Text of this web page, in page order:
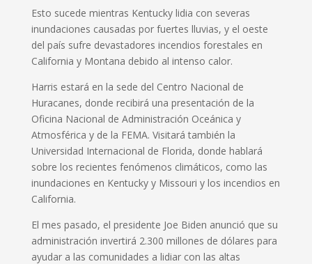
Esto sucede mientras Kentucky lidia con severas
inundaciones causadas por fuertes lluvias, y el oeste
del país sufre devastadores incendios forestales en
California y Montana debido al intenso calor.
Harris estará en la sede del Centro Nacional de
Huracanes, donde recibirá una presentación de la
Oficina Nacional de Administración Oceánica y
Atmosférica y de la FEMA. Visitará también la
Universidad Internacional de Florida, donde hablará
sobre los recientes fenómenos climáticos, como las
inundaciones en Kentucky y Missouri y los incendios en
California.
El mes pasado, el presidente Joe Biden anunció que su
administración invertirá 2.300 millones de dólares para
ayudar a las comunidades a lidiar con las altas